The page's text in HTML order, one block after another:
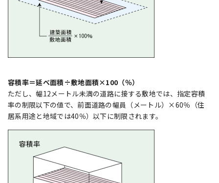
容積率＝延べ面積÷敷地面積×100（％）
ただし、幅12メートル未満の道路に接する敷地では、指定容積
率の制限以下の値で、前面道路の幅員（メートル）×60％（住
居系用途と地域では40％）以下に制限されます。